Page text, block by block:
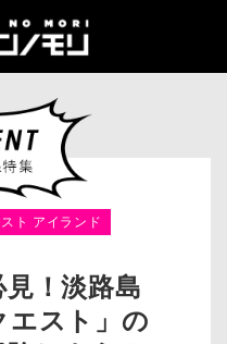
ト アイランド
！淡路島
エスト」の